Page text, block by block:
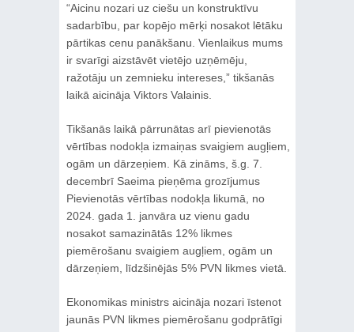
“Aicinu nozari uz ciešu un konstruktīvu
sadarbību, par kopējo mērķi nosakot lētāku
pārtikas cenu panākšanu. Vienlaikus mums
ir svarīgi aizstāvēt vietējo uzņēmēju,
ražotāju un zemnieku intereses,” tikšanās
laikā aicināja Viktors Valainis.
Tikšanās laikā pārrunātas arī pievienotās
vērtības nodokļa izmaiņas svaigiem augļiem,
ogām un dārzeņiem. Kā zināms, š.g. 7.
decembrī Saeima pieņēma grozījumus
Pievienotās vērtības nodokļa likumā, no
2024. gada 1. janvāra uz vienu gadu
nosakot samazinātās 12% likmes
piemērošanu svaigiem augļiem, ogām un
dārzeņiem, līdzšinējās 5% PVN likmes vietā.
Ekonomikas ministrs aicināja nozari īstenot
jaunās PVN likmes piemērošanu godprātīgi